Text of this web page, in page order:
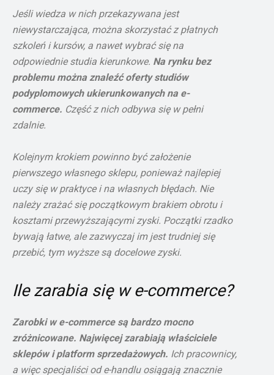
Jeśli wiedza w nich przekazywana jest
niewystarczająca, można skorzystać z płatnych
szkoleń i kursów, a nawet wybrać się na
odpowiednie studia kierunkowe. Na rynku bez
problemu można znaleźć oferty studiów
podyplomowych ukierunkowanych na e-
commerce. Część z nich odbywa się w pełni
zdalnie.
Kolejnym krokiem powinno być założenie
pierwszego własnego sklepu, ponieważ najlepiej
uczy się w praktyce i na własnych błędach. Nie
należy zrażać się początkowym brakiem obrotu i
kosztami przewyższającymi zyski. Początki rzadko
bywają łatwe, ale zazwyczaj im jest trudniej się
przebić, tym wyższe są docelowe zyski.
Ile zarabia się w e-commerce?
Zarobki w e-commerce są bardzo mocno
zróżnicowane. Najwięcej zarabiają właściciele
sklepów i platform sprzedażowych. Ich pracownicy,
a więc specjaliści od e-handlu osiągają znacznie